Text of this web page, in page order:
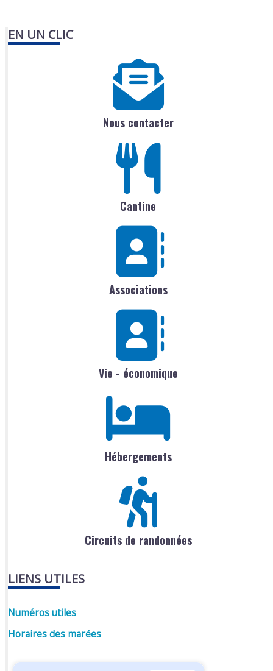
EN UN CLIC
Nous contacter
Cantine
Associations
Vie - économique
Hébergements
Circuits de randonnées
LIENS UTILES
Numéros utiles
Horaires des marées